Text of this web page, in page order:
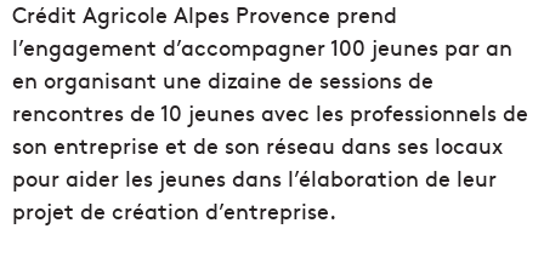
Crédit Agricole Alpes Provence prend
l’engagement d’accompagner 100 jeunes par an
en organisant une dizaine de sessions de
rencontres de 10 jeunes avec les professionnels de
son entreprise et de son réseau dans ses locaux
pour aider les jeunes dans l’élaboration de leur
projet de création d’entreprise.